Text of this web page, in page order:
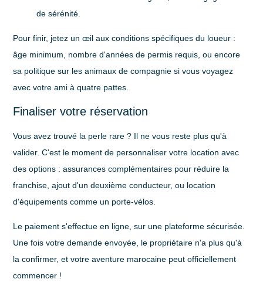
de sérénité.
Pour finir, jetez un œil aux conditions spécifiques du loueur :
âge minimum, nombre d'années de permis requis, ou encore
sa politique sur les animaux de compagnie si vous voyagez
avec votre ami à quatre pattes.
Finaliser votre réservation
Vous avez trouvé la perle rare ? Il ne vous reste plus qu'à
valider. C'est le moment de personnaliser votre location avec
des options : assurances complémentaires pour réduire la
franchise, ajout d'un deuxième conducteur, ou location
d'équipements comme un porte-vélos.
Le paiement s'effectue en ligne, sur une plateforme sécurisée.
Une fois votre demande envoyée, le propriétaire n'a plus qu'à
la confirmer, et votre aventure marocaine peut officiellement
commencer !